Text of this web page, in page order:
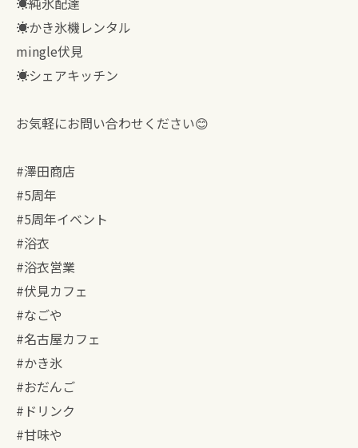
☀︎かき氷機レンタル
mingle伏見
☀︎シェアキッチン
お気軽にお問い合わせください😊
#澤田商店
#5周年
#5周年イベント
#浴衣
#浴衣営業
#伏見カフェ
#なごや
#名古屋カフェ
#かき氷
#おだんご
#ドリンク
#甘味や